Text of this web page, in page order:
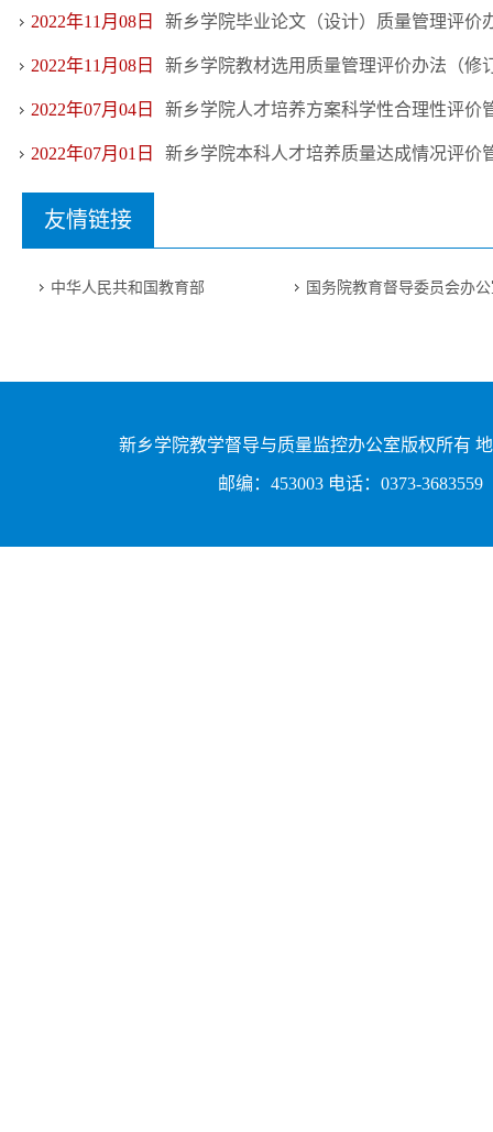
2022年11月08日 新乡学院毕业论文（设计）质量管理评价
2022年11月08日 新乡学院教材选用质量管理评价办法（修
2022年07月04日 新乡学院人才培养方案科学性合理性评价
2022年07月01日 新乡学院本科人才培养质量达成情况评价
友情链接
中华人民共和国教育部 国务院教育督导委员会办
新乡学院教学督导与质量监控办公室版权所
邮编：453003 电话：0373-